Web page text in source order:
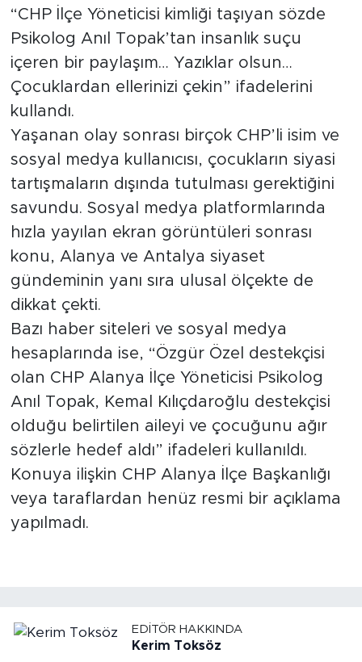
“CHP İlçe Yöneticisi kimliği taşıyan sözde
Psikolog Anıl Topak’tan insanlık suçu
içeren bir paylaşım… Yazıklar olsun…
Çocuklardan ellerinizi çekin” ifadelerini
kullandı.
Yaşanan olay sonrası birçok CHP’li isim ve
sosyal medya kullanıcısı, çocukların siyasi
tartışmaların dışında tutulması gerektiğini
savundu. Sosyal medya platformlarında
hızla yayılan ekran görüntüleri sonrası
konu, Alanya ve Antalya siyaset
gündeminin yanı sıra ulusal ölçekte de
dikkat çekti.
Bazı haber siteleri ve sosyal medya
hesaplarında ise, “Özgür Özel destekçisi
olan CHP Alanya İlçe Yöneticisi Psikolog
Anıl Topak, Kemal Kılıçdaroğlu destekçisi
olduğu belirtilen aileyi ve çocuğunu ağır
sözlerle hedef aldı” ifadeleri kullanıldı.
Konuya ilişkin CHP Alanya İlçe Başkanlığı
veya taraflardan henüz resmi bir açıklama
yapılmadı.
EDITÖR HAKKINDA
Kerim Toksöz